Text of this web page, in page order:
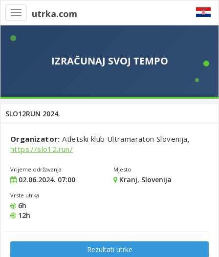
Toggle
navigation
utrka.com
SLO12RUN 2024.
Organizator:Atletski klub Ultramaraton Slovenija,
https://slo12.run/
Vrijeme održavanja
02.06.2024. 07:00
Mjesto
Kranj, Slovenija
Vrste utrka
6h
12h
Rezultati utrke